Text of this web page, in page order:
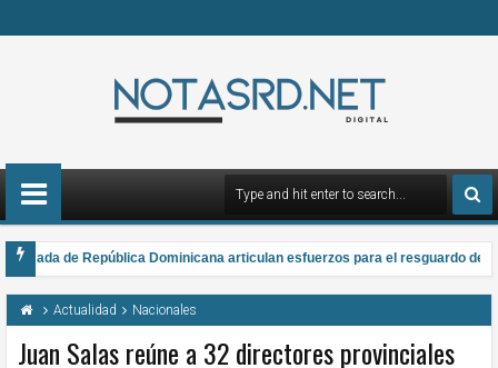
de República Dominicana articulan esfuerzos para el resguardo del
gana el Premio Anual Nacional de Poesía Salomé Ureña de Henríquez 2026
Actualidad Nacionales
Juan Salas reúne a 32 directores provinciales